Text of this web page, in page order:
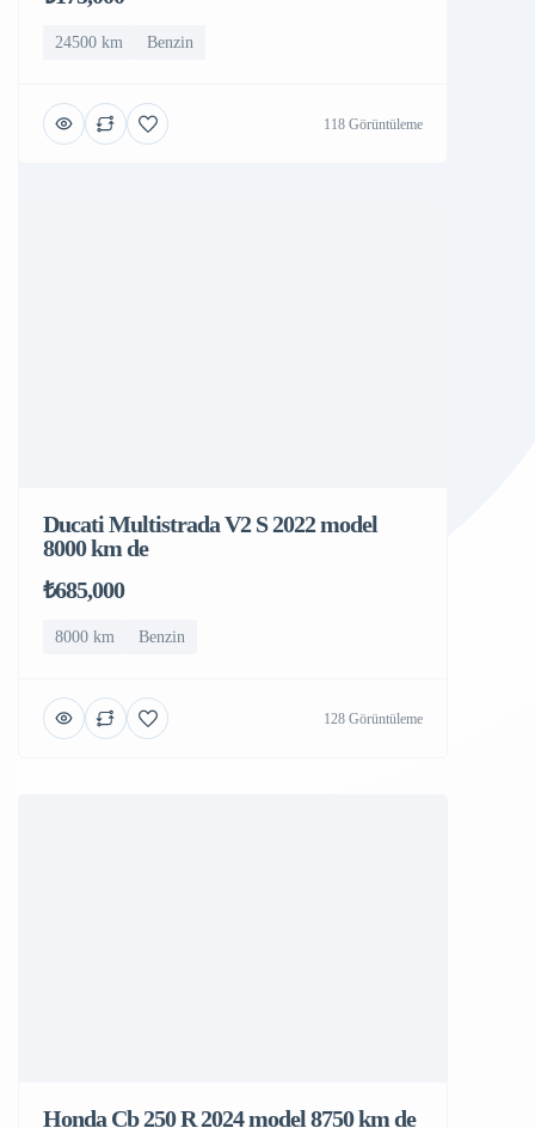
24500 km Benzin
118 Görüntüleme
Ducati Multistrada V2 S 2022 model
8000 km de
₺685,000
8000 km Benzin
128 Görüntüleme
Honda Cb 250 R 2024 model 8750 km de